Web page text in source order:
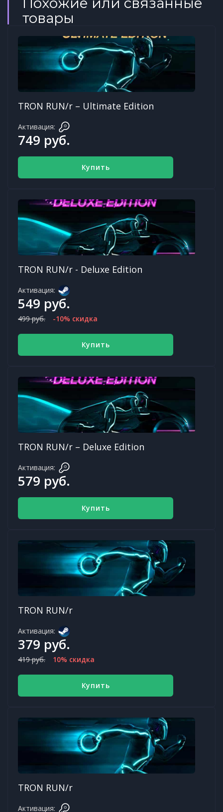
товары
TRON RUN/r – Ultimate Edition
Активация:
749 руб.
Купить
TRON RUN/r - Deluxe Edition
Активация:
549 руб.
499 руб. -10% скидка
Купить
TRON RUN/r – Deluxe Edition
Активация:
579 руб.
Купить
TRON RUN/r
Активация:
379 руб.
419 руб. 10% скидка
Купить
TRON RUN/r
Активация: